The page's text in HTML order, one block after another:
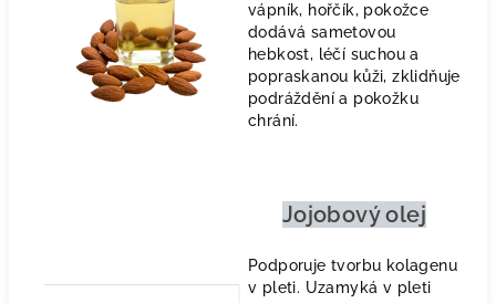
vápník, hořčík, pokožce
dodává sametovou
hebkost, léčí suchou a
popraskanou kůži, zklidňuje
podráždění a pokožku
chrání.
Jojobový olej
Podporuje tvorbu kolagenu
v pleti. Uzamyká v pleti